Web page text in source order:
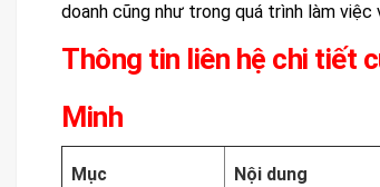
doanh cũng như trong quá trình làm việc
Thông tin liên hệ chi tiết
Minh
Mục Nội dung